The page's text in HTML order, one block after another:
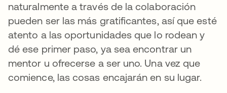
naturalmente a través de la colaboración
pueden ser las más gratificantes, así que esté
atento a las oportunidades que lo rodean y
dé ese primer paso, ya sea encontrar un
mentor u ofrecerse a ser uno. Una vez que
comience, las cosas encajarán en su lugar.